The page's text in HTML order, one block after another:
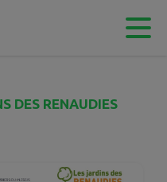
DES RENAUDIES